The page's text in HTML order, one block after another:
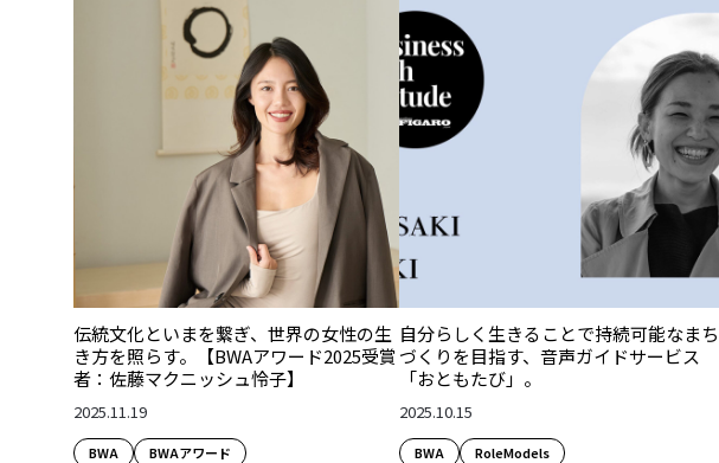
伝統文化といまを繋ぎ、世界の女性の生
き方を照らす。【BWAアワード2025受賞
者：佐藤マクニッシュ怜子】
2025.11.19
BWA BWAアワード
自分らしく生きることで持続可能なまち
づくりを目指す、音声ガイドサービス
「おともたび」。
2025.10.15
BWA RoleModels